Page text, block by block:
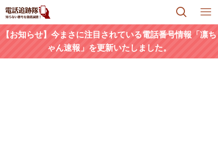
【お知らせ】今まさに注目されている電話番号情報「凛ち
ゃん速報」を更新いたしました。